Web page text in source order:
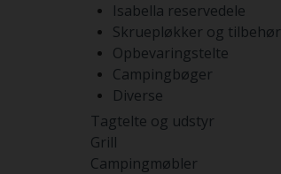
Isabella reservedele
Skruepløkker og tilbehør
Opbevaringstelte
Campingbøger
Diverse
Tagtelte og udstyr
Grill
Campingmøbler